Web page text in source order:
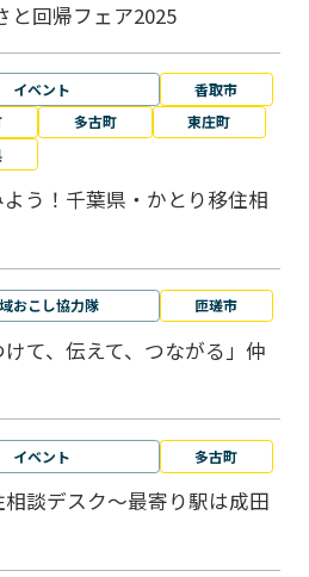
帰フェア2025
イベント
香取市
多古町
東庄町
う！千葉県・かとり移住相
おこし協力隊 匝瑳市
て、伝えて、つながる」仲
イベント 多古町
相談デスク～最寄り駅は成田